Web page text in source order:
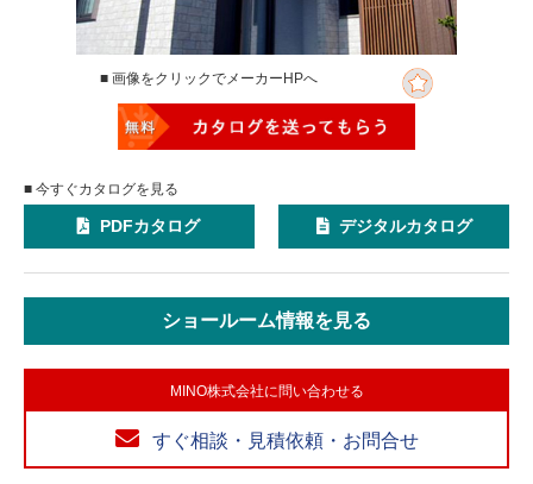
■ 画像をクリックでメーカーHPへ
■ 今すぐカタログを見る
PDFカタログ デジタルカタログ
ショールーム情報を見る
MINO株式会社に問い合わせる
すぐ相談・見積依頼・お問合せ